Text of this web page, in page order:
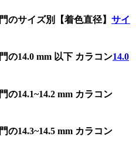
のサイズ別【着色直径】 サイ
の14.0 mm 以下 カラコン14.0
14.1~14.2 mm カラコン
14.3~14.5 mm カラコン